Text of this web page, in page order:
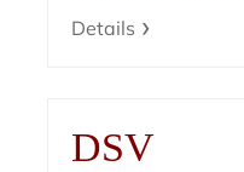
Details
DSV